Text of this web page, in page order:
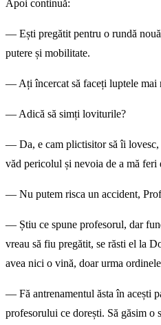
Apoi continuă:
— Ești pregătit pentru o rundă
putere și mobilitate.
— Ați încercat să faceți luptele mai
— Adică să simți loviturile?
— Da, e cam plictisitor să îi
văd pericolul și nevoia de a mă
— Nu putem risca un accident,
— Știu ce spune profesorul, dar
vreau să fiu pregătit, se răsti el la
avea nici o vină, doar urma
— Fă antrenamentul ăsta în acești
profesorului ce dorești. Să găsim o